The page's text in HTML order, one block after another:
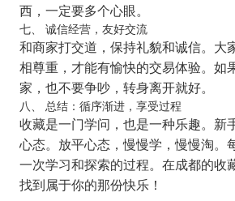
西，一定要多个心眼。
七、 诚信经营，友好交流
和商家打交道，保持礼貌和诚信。大
相尊重，才能有愉快的交易体验。如
家，也不要争吵，转身离开就好。
八、 总结：循序渐进，享受过程
收藏是一门学问，也是一种乐趣。新
心态。放平心态，慢慢学，慢慢淘。
一次学习和探索的过程。在成都的收
找到属于你的那份快乐！